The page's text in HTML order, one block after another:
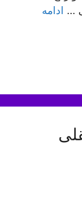
… ادامه